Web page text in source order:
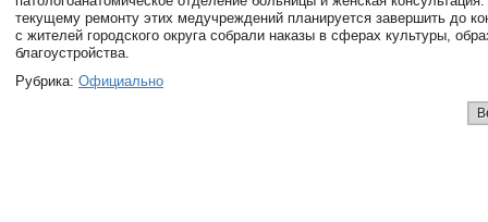
текущему ремонту этих медучреждений планируется завершить до
с жителей городского округа собрали наказы в сферах культуры,
благоустройства.
Рубрика: Официально